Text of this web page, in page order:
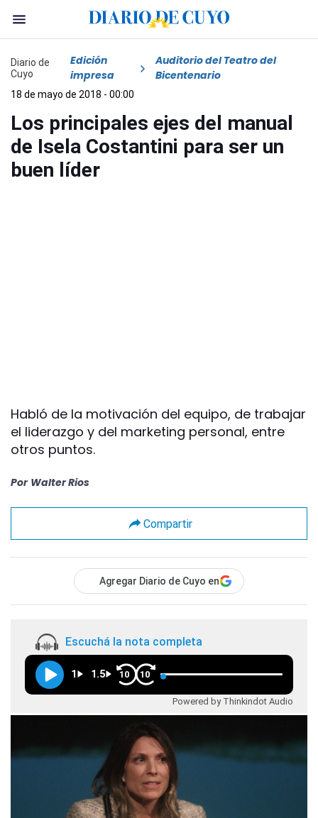
Diario de
Cuyo
Edición
impresa
Auditorio del Teatro del
Bicentenario
18 de mayo de 2018 - 00:00
Los principales ejes del manual
de Isela Costantini para ser un
buen líder
Habló de la motivación del equipo, de trabajar
el liderazgo y del marketing personal, entre
otros puntos.
Por Walter Rios
Compartir
Agregar Diario de Cuyo en
Escuchá la nota completa
1 1.5 10 10
Powered by Thinkindot Audio